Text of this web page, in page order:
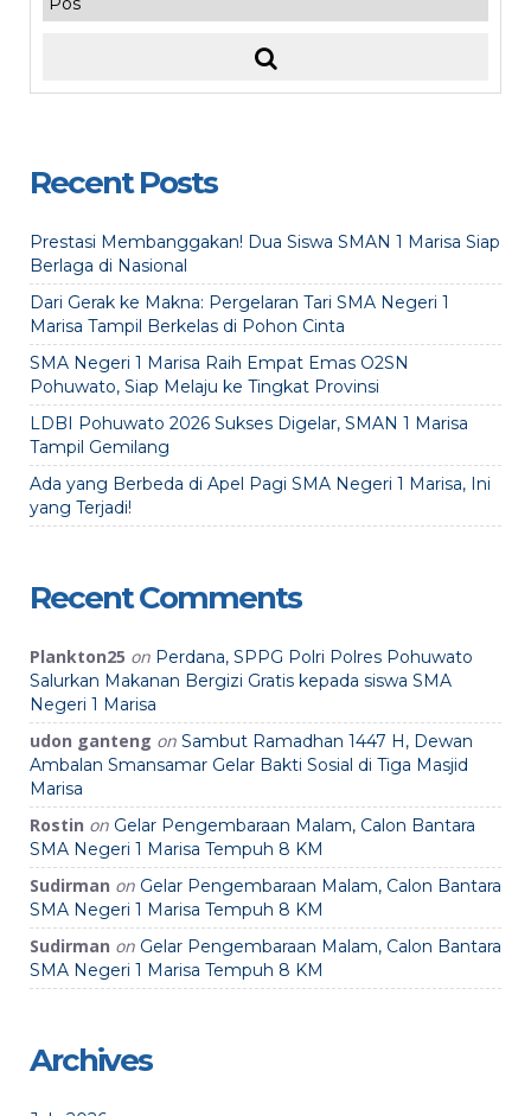
Recent Posts
Prestasi Membanggakan! Dua Siswa SMAN 1 Marisa Siap
Berlaga di Nasional
Dari Gerak ke Makna: Pergelaran Tari SMA Negeri 1
Marisa Tampil Berkelas di Pohon Cinta
SMA Negeri 1 Marisa Raih Empat Emas O2SN
Pohuwato, Siap Melaju ke Tingkat Provinsi
LDBI Pohuwato 2026 Sukses Digelar, SMAN 1 Marisa
Tampil Gemilang
Ada yang Berbeda di Apel Pagi SMA Negeri 1 Marisa, Ini
yang Terjadi!
Recent Comments
Plankton25 on Perdana, SPPG Polri Polres Pohuwato
Salurkan Makanan Bergizi Gratis kepada siswa SMA
Negeri 1 Marisa
udon ganteng on Sambut Ramadhan 1447 H, Dewan
Ambalan Smansamar Gelar Bakti Sosial di Tiga Masjid
Marisa
Rostin on Gelar Pengembaraan Malam, Calon Bantara
SMA Negeri 1 Marisa Tempuh 8 KM
Sudirman on Gelar Pengembaraan Malam, Calon Bantara
SMA Negeri 1 Marisa Tempuh 8 KM
Sudirman on Gelar Pengembaraan Malam, Calon Bantara
SMA Negeri 1 Marisa Tempuh 8 KM
Archives